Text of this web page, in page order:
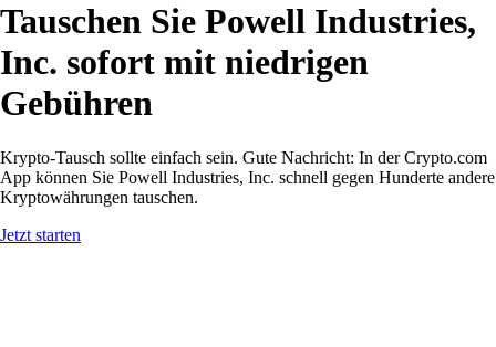
Tauschen Sie Powell Industries,
Inc. sofort mit niedrigen
Gebühren
Krypto-Tausch sollte einfach sein. Gute Nachricht: In der Crypto.com
App können Sie Powell Industries, Inc. schnell gegen Hunderte andere
Kryptowährungen tauschen.
Jetzt starten